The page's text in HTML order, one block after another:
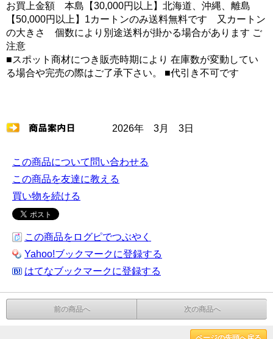
お買上金額 本島【30,000円以上】北海道、沖縄、離島
【50,000円以上】1カートンのみ送料無料です 又カートン
の大きさ 個数により別途送料が掛かる場合があります ご
注意
■スポット商材につき販売時期により 在庫数が変動してい
る場合や完売の際はご了承下さい。 ■代引き不可です
2026年 3月 3日
この商品について問い合わせる
この商品を友達に教える
買い物を続ける
この商品をログピでつぶやく
Yahoo!ブックマークに登録する
はてなブックマークに登録する
前の商品へ 次の商品へ